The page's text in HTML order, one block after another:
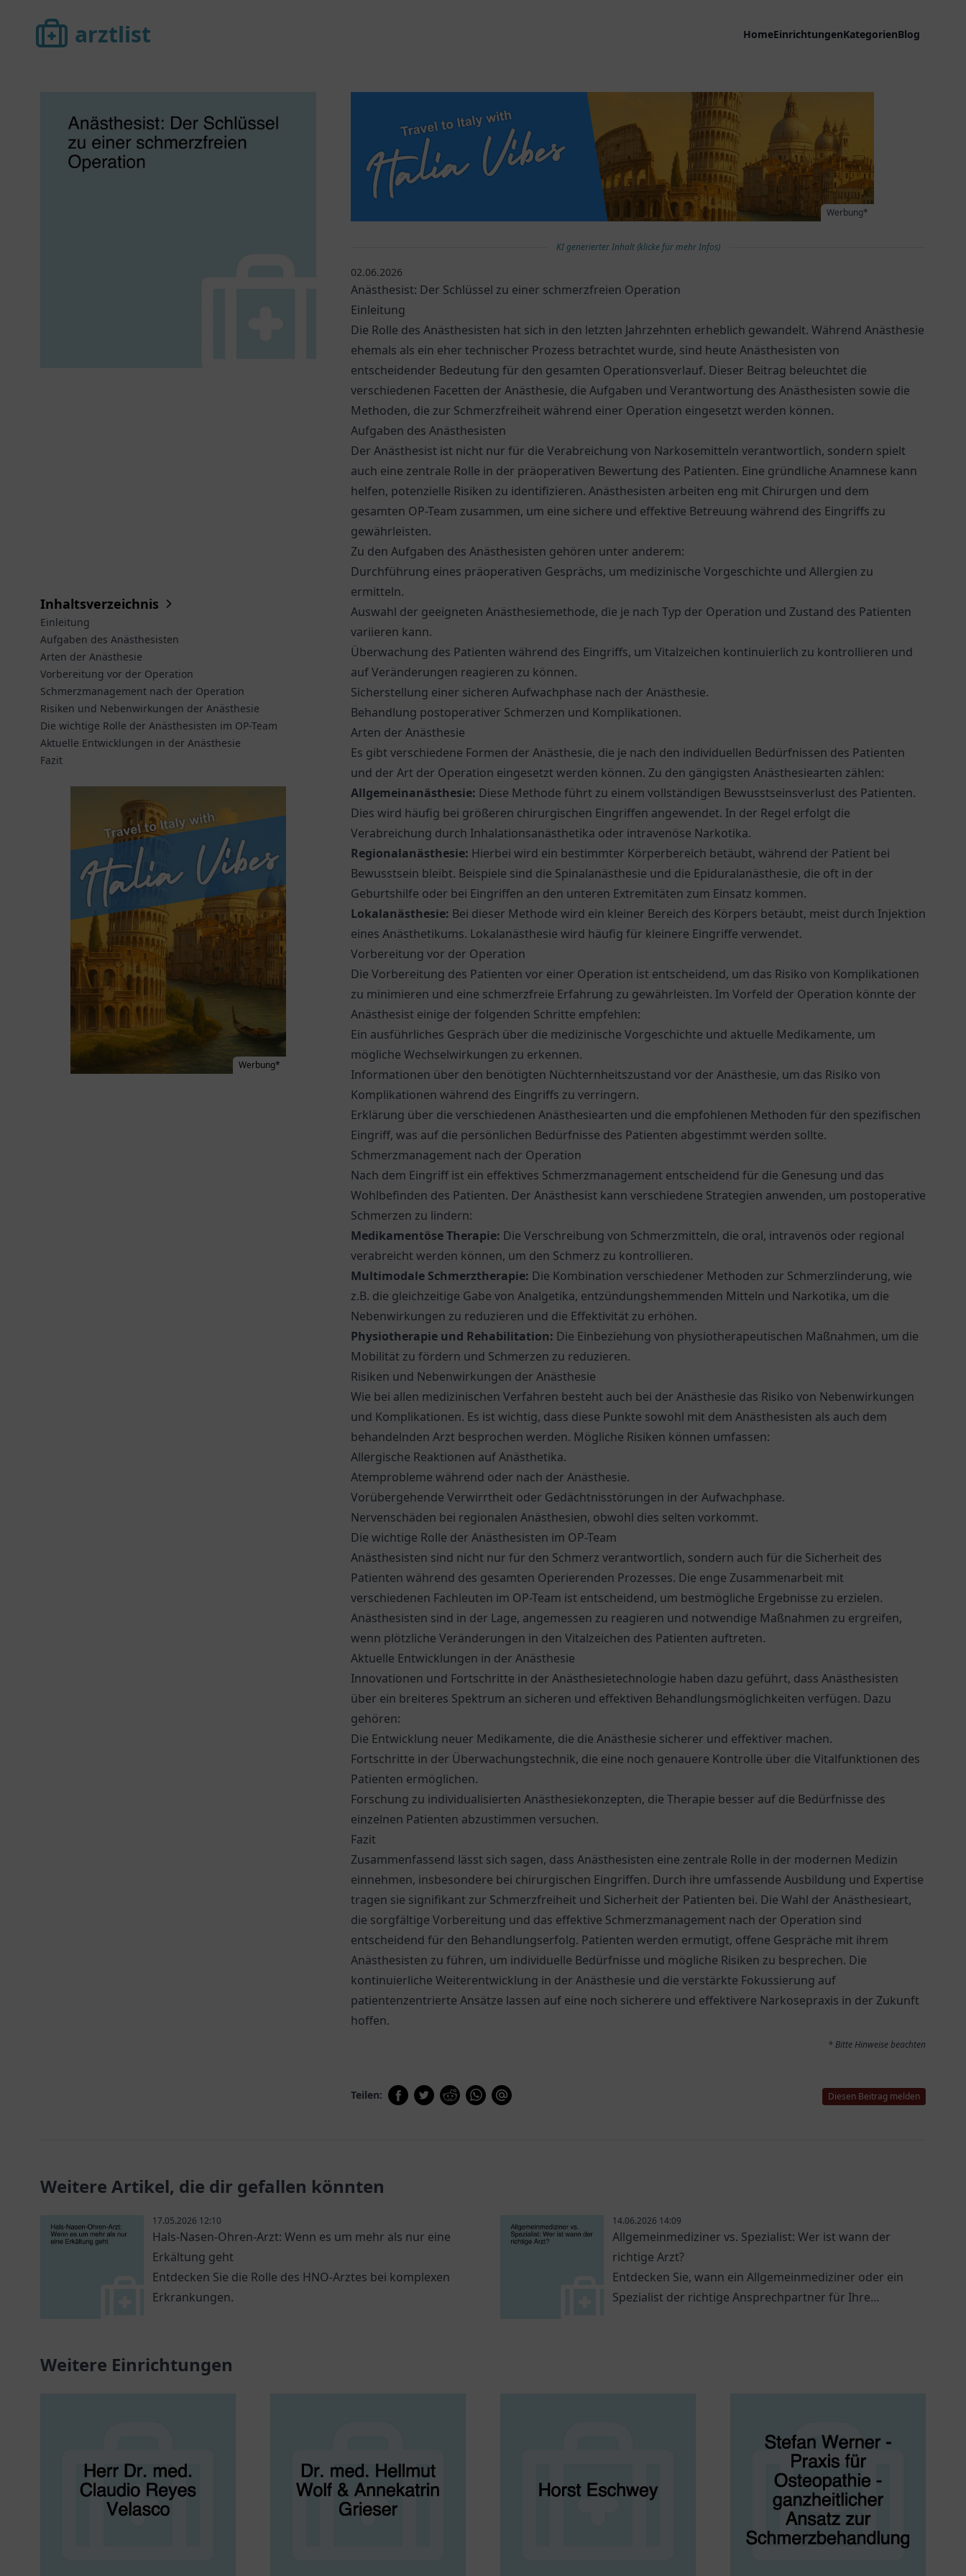
arztlist arztlist HomeEinrichtungenKategorienBlog
Inhaltsverzeichnis
Einleitung
Aufgaben des Anästhesisten
Arten der Anästhesie
Vorbereitung vor der Operation
Schmerzmanagement nach der Operation
Risiken und Nebenwirkungen der Anästhesie
Die wichtige Rolle der Anästhesisten im OP-Team
Aktuelle Entwicklungen in der Anästhesie
Fazit
Werbung*
Werbung*
KI generierter Inhalt (klicke für mehr Infos)
02.06.2026
Anästhesist: Der Schlüssel zu einer schmerzfreien Operation
Einleitung
Die Rolle des Anästhesisten hat sich in den letzten Jahrzehnten erheblich gewandelt. Während Anästhesie
ehemals als ein eher technischer Prozess betrachtet wurde, sind heute Anästhesisten von
entscheidender Bedeutung für den gesamten Operationsverlauf. Dieser Beitrag beleuchtet die
verschiedenen Facetten der Anästhesie, die Aufgaben und Verantwortung des Anästhesisten sowie die
Methoden, die zur Schmerzfreiheit während einer Operation eingesetzt werden können.
Aufgaben des Anästhesisten
Der Anästhesist ist nicht nur für die Verabreichung von Narkosemitteln verantwortlich, sondern spielt
auch eine zentrale Rolle in der präoperativen Bewertung des Patienten. Eine gründliche Anamnese kann
helfen, potenzielle Risiken zu identifizieren. Anästhesisten arbeiten eng mit Chirurgen und dem
gesamten OP-Team zusammen, um eine sichere und effektive Betreuung während des Eingriffs zu
gewährleisten.
Zu den Aufgaben des Anästhesisten gehören unter anderem:
Durchführung eines präoperativen Gesprächs, um medizinische Vorgeschichte und Allergien zu
ermitteln.
Auswahl der geeigneten Anästhesiemethode, die je nach Typ der Operation und Zustand des Patienten
variieren kann.
Überwachung des Patienten während des Eingriffs, um Vitalzeichen kontinuierlich zu kontrollieren und
auf Veränderungen reagieren zu können.
Sicherstellung einer sicheren Aufwachphase nach der Anästhesie.
Behandlung postoperativer Schmerzen und Komplikationen.
Arten der Anästhesie
Es gibt verschiedene Formen der Anästhesie, die je nach den individuellen Bedürfnissen des Patienten
und der Art der Operation eingesetzt werden können. Zu den gängigsten Anästhesiearten zählen:
Allgemeinanästhesie: Diese Methode führt zu einem vollständigen Bewusstseinsverlust des Patienten.
Dies wird häufig bei größeren chirurgischen Eingriffen angewendet. In der Regel erfolgt die
Verabreichung durch Inhalationsanästhetika oder intravenöse Narkotika.
Regionalanästhesie: Hierbei wird ein bestimmter Körperbereich betäubt, während der Patient bei
Bewusstsein bleibt. Beispiele sind die Spinalanästhesie und die Epiduralanästhesie, die oft in der
Geburtshilfe oder bei Eingriffen an den unteren Extremitäten zum Einsatz kommen.
Lokalanästhesie: Bei dieser Methode wird ein kleiner Bereich des Körpers betäubt, meist durch Injektion
eines Anästhetikums. Lokalanästhesie wird häufig für kleinere Eingriffe verwendet.
Vorbereitung vor der Operation
Die Vorbereitung des Patienten vor einer Operation ist entscheidend, um das Risiko von Komplikationen
zu minimieren und eine schmerzfreie Erfahrung zu gewährleisten. Im Vorfeld der Operation könnte der
Anästhesist einige der folgenden Schritte empfehlen:
Ein ausführliches Gespräch über die medizinische Vorgeschichte und aktuelle Medikamente, um
mögliche Wechselwirkungen zu erkennen.
Informationen über den benötigten Nüchternheitszustand vor der Anästhesie, um das Risiko von
Komplikationen während des Eingriffs zu verringern.
Erklärung über die verschiedenen Anästhesiearten und die empfohlenen Methoden für den spezifischen
Eingriff, was auf die persönlichen Bedürfnisse des Patienten abgestimmt werden sollte.
Schmerzmanagement nach der Operation
Nach dem Eingriff ist ein effektives Schmerzmanagement entscheidend für die Genesung und das
Wohlbefinden des Patienten. Der Anästhesist kann verschiedene Strategien anwenden, um postoperative
Schmerzen zu lindern:
Medikamentöse Therapie: Die Verschreibung von Schmerzmitteln, die oral, intravenös oder regional
verabreicht werden können, um den Schmerz zu kontrollieren.
Multimodale Schmerztherapie: Die Kombination verschiedener Methoden zur Schmerzlinderung, wie
z.B. die gleichzeitige Gabe von Analgetika, entzündungshemmenden Mitteln und Narkotika, um die
Nebenwirkungen zu reduzieren und die Effektivität zu erhöhen.
Physiotherapie und Rehabilitation: Die Einbeziehung von physiotherapeutischen Maßnahmen, um die
Mobilität zu fördern und Schmerzen zu reduzieren.
Risiken und Nebenwirkungen der Anästhesie
Wie bei allen medizinischen Verfahren besteht auch bei der Anästhesie das Risiko von Nebenwirkungen
und Komplikationen. Es ist wichtig, dass diese Punkte sowohl mit dem Anästhesisten als auch dem
behandelnden Arzt besprochen werden. Mögliche Risiken können umfassen:
Allergische Reaktionen auf Anästhetika.
Atemprobleme während oder nach der Anästhesie.
Vorübergehende Verwirrtheit oder Gedächtnisstörungen in der Aufwachphase.
Nervenschäden bei regionalen Anästhesien, obwohl dies selten vorkommt.
Die wichtige Rolle der Anästhesisten im OP-Team
Anästhesisten sind nicht nur für den Schmerz verantwortlich, sondern auch für die Sicherheit des
Patienten während des gesamten Operierenden Prozesses. Die enge Zusammenarbeit mit
verschiedenen Fachleuten im OP-Team ist entscheidend, um bestmögliche Ergebnisse zu erzielen.
Anästhesisten sind in der Lage, angemessen zu reagieren und notwendige Maßnahmen zu ergreifen,
wenn plötzliche Veränderungen in den Vitalzeichen des Patienten auftreten.
Aktuelle Entwicklungen in der Anästhesie
Innovationen und Fortschritte in der Anästhesietechnologie haben dazu geführt, dass Anästhesisten
über ein breiteres Spektrum an sicheren und effektiven Behandlungsmöglichkeiten verfügen. Dazu
gehören:
Die Entwicklung neuer Medikamente, die die Anästhesie sicherer und effektiver machen.
Fortschritte in der Überwachungstechnik, die eine noch genauere Kontrolle über die Vitalfunktionen des
Patienten ermöglichen.
Forschung zu individualisierten Anästhesiekonzepten, die Therapie besser auf die Bedürfnisse des
einzelnen Patienten abzustimmen versuchen.
Fazit
Zusammenfassend lässt sich sagen, dass Anästhesisten eine zentrale Rolle in der modernen Medizin
einnehmen, insbesondere bei chirurgischen Eingriffen. Durch ihre umfassende Ausbildung und Expertise
tragen sie signifikant zur Schmerzfreiheit und Sicherheit der Patienten bei. Die Wahl der Anästhesieart,
die sorgfältige Vorbereitung und das effektive Schmerzmanagement nach der Operation sind
entscheidend für den Behandlungserfolg. Patienten werden ermutigt, offene Gespräche mit ihrem
Anästhesisten zu führen, um individuelle Bedürfnisse und mögliche Risiken zu besprechen. Die
kontinuierliche Weiterentwicklung in der Anästhesie und die verstärkte Fokussierung auf
patientenzentrierte Ansätze lassen auf eine noch sicherere und effektivere Narkosepraxis in der Zukunft
hoffen.
* Bitte Hinweise beachten
Teilen: Diesen Beitrag melden
Weitere Artikel, die dir gefallen könnten
17.05.2026 12:10
Hals-Nasen-Ohren-Arzt: Wenn es um mehr als nur eine
Erkältung geht
Entdecken Sie die Rolle des HNO-Arztes bei komplexen
Erkrankungen.
14.06.2026 14:09
Allgemeinmediziner vs. Spezialist: Wer ist wann der
richtige Arzt?
Entdecken Sie, wann ein Allgemeinmediziner oder ein
Spezialist der richtige Ansprechpartner für Ihre
Weitere Einrichtungen